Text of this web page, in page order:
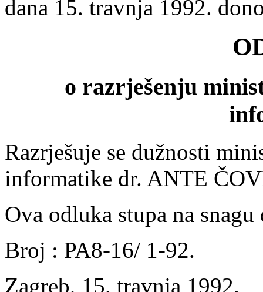
dana 15. travnja 1992.
o razrješenju
Razrješuje se dužnosti
informatike dr. ANTE
Ova odluka stupa na
Broj : PA8-16/ 1-92.
Zagreb, 15. travnja 1992.